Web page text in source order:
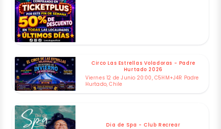
Circo Las Estrellas Voladoras - Padre
Hurtado 2026
Viernes 12 de Junio 20:00, C5HM+J4R Padre
Hurtado, Chile
Dia de Spa - Club Recrear